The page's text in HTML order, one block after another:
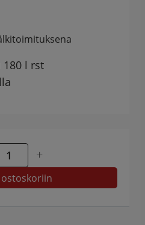
l rst
+
ostoskoriin